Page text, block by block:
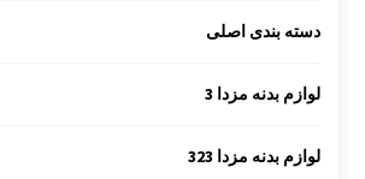
دسته بندی اصلی
لوازم بدنه مزدا 3
لوازم بدنه مزدا 323